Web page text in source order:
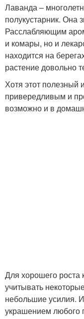
Лаванда –
полукустарник. Она
Расслабляющим
и комары, но и
находится на
растение довольно
Хотя этот полезный
привередливым и
возможно и в
Для хорошего роста
учитывать
небольшие усилия.
украшением любого